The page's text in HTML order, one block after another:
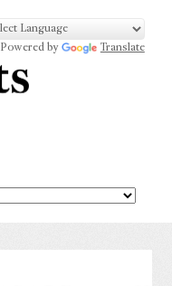
Powered by Translate